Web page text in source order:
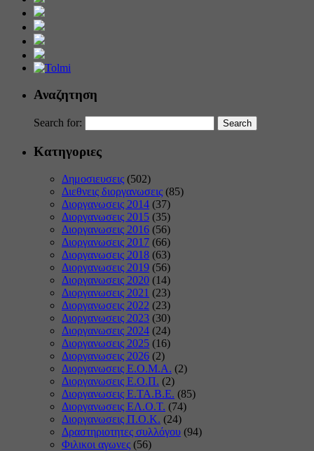
Αναζητηση
Search for:
Κατηγοριες
Δημοσιευσεις (502)
Διεθνεις διοργανωσεις (85)
Διοργανωσεις 2014 (37)
Διοργανωσεις 2015 (35)
Διοργανωσεις 2016 (56)
Διοργανωσεις 2017 (66)
Διοργανωσεις 2018 (63)
Διοργανωσεις 2019 (56)
Διοργανωσεις 2020 (14)
Διοργανωσεις 2021 (23)
Διοργανωσεις 2022 (23)
Διοργανωσεις 2023 (30)
Διοργανωσεις 2024 (24)
Διοργανωσεις 2025 (16)
Διοργανωσεις 2026 (2)
Διοργανωσεις Ε.Ο.Μ.Α. (2)
Διοργανωσεις Ε.Ο.Π. (2)
Διοργανωσεις Ε.ΤΑ.Β.Ε. (85)
Διοργανωσεις ΕΛ.Ο.Τ. (74)
Διοργανωσεις Π.Ο.Κ. (24)
Δραστηριοτητες συλλόγου (94)
Φιλικοι αγωνες (56)